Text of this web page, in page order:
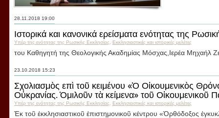
28.11.2018 19:00
Ιστορικά και κανονικά ερείσματα ενότητας της
Υπέρ της ενότητας της Ρωσικής Εκκλησίας Εκκλησιαστικές και ιστορικές μελέτες
του Καθηγητή της Θεολογικής Ακαδημίας Μόσχας,Ιερέα Μηχαήλ
23.10.2018 15:23
Σχολιασμὸς επὶ τοῦ κειμένου «Ὁ Οἰκουμενικὸς
Οὐκρανίας. Ὁμιλοῦν τὰ κείμενα» τοῦ Οἰκουμενικοῦ
Υπέρ της ενότητας της Ρωσικής Εκκλησίας Εκκλησιαστικές και ιστορικές μελέτες
Ἐκ τοῦ ἐκκλησιαστικοῦ ἐπιστημονικοῦ κέντρου «Ὀρθόδοξος